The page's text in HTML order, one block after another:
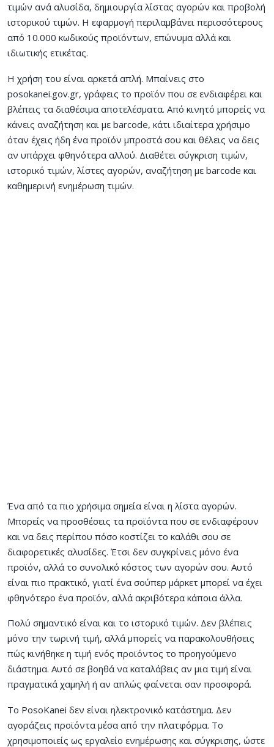
τιμών ανά αλυσίδα, δημιουργία λίστας αγορών και προβολή
ιστορικού τιμών. Η εφαρμογή περιλαμβάνει περισσότερους
από 10.000 κωδικούς προϊόντων, επώνυμα αλλά και
ιδιωτικής ετικέτας.
Η χρήση του είναι αρκετά απλή. Μπαίνεις στο
posokanei.gov.gr, γράφεις το προϊόν που σε ενδιαφέρει και
βλέπεις τα διαθέσιμα αποτελέσματα. Από κινητό μπορείς να
κάνεις αναζήτηση και με barcode, κάτι ιδιαίτερα χρήσιμο
όταν έχεις ήδη ένα προϊόν μπροστά σου και θέλεις να δεις
αν υπάρχει φθηνότερα αλλού. Διαθέτει σύγκριση τιμών,
ιστορικό τιμών, λίστες αγορών, αναζήτηση με barcode και
καθημερινή ενημέρωση τιμών.
Ένα από τα πιο χρήσιμα σημεία είναι η λίστα αγορών.
Μπορείς να προσθέσεις τα προϊόντα που σε ενδιαφέρουν
και να δεις περίπου πόσο κοστίζει το καλάθι σου σε
διαφορετικές αλυσίδες. Έτσι δεν συγκρίνεις μόνο ένα
προϊόν, αλλά το συνολικό κόστος των αγορών σου. Αυτό
είναι πιο πρακτικό, γιατί ένα σούπερ μάρκετ μπορεί να έχει
φθηνότερο ένα προϊόν, αλλά ακριβότερα κάποια άλλα.
Πολύ σημαντικό είναι και το ιστορικό τιμών. Δεν βλέπεις
μόνο την τωρινή τιμή, αλλά μπορείς να παρακολουθήσεις
πώς κινήθηκε η τιμή ενός προϊόντος το προηγούμενο
διάστημα. Αυτό σε βοηθά να καταλάβεις αν μια τιμή είναι
πραγματικά χαμηλή ή αν απλώς φαίνεται σαν προσφορά.
Το PosoKanei δεν είναι ηλεκτρονικό κατάστημα. Δεν
αγοράζεις προϊόντα μέσα από την πλατφόρμα. Το
χρησιμοποιείς ως εργαλείο ενημέρωσης και σύγκρισης, ώστε